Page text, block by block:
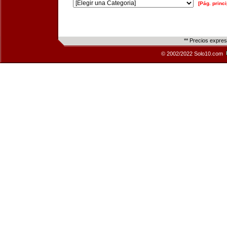
[Pág.
** Precios
© 2002/2022 Solo10.com